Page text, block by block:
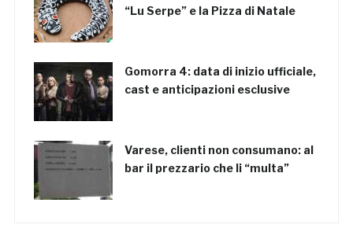
“Lu Serpe” e la Pizza di Natale
Gomorra 4: data di inizio ufficiale,
cast e anticipazioni esclusive
Varese, clienti non consumano: al
bar il prezzario che li “multa”